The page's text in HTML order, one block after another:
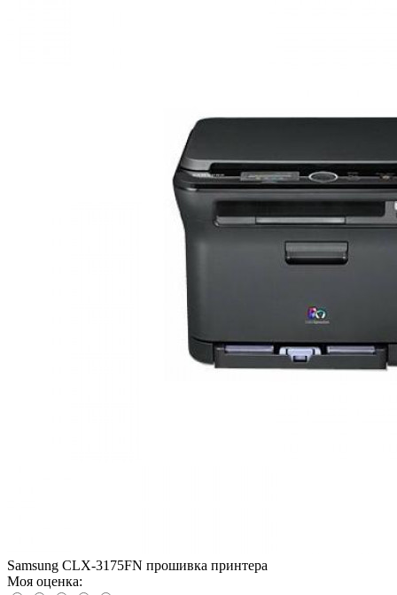
Samsung CLX-3175FN прошивка принтера
Моя оценка: